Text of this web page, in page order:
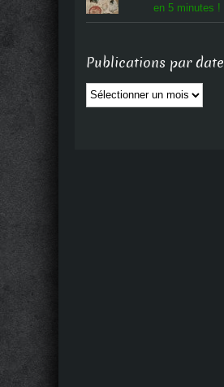
en 5 minutes !
Publications par date
Publications
par